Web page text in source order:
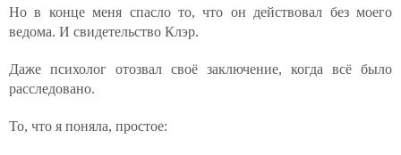
Но в конце меня спасло то, что он действовал без моего
ведома. И свидетельство Клэр.
Даже психолог отозвал своё заключение, когда всё было
расследовано.
То, что я поняла, простое: